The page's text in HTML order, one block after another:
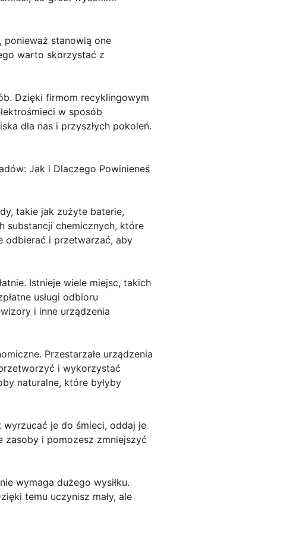
ponieważ stanowią one
warto skorzystać z
Dzięki firmom recyklingowym
w sposób
dla nas i przyszłych pokoleń.
Jak i Dlaczego Powinieneś
takie jak zużyte baterie,
substancji chemicznych, które
odbierać i przetwarzać, aby
Istnieje wiele miejsc, takich
usługi odbioru
i inne urządzenia
Przestarzałe urządzenia
i wykorzystać
naturalne, które byłyby
je do śmieci, oddaj je
zasoby i pomozesz zmniejszyć
wymaga dużego wysiłku.
temu uczynisz mały, ale